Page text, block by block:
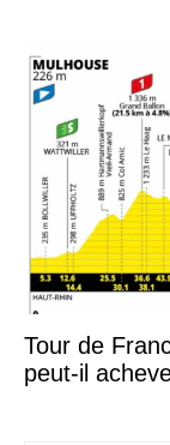
Tour de
peut-il